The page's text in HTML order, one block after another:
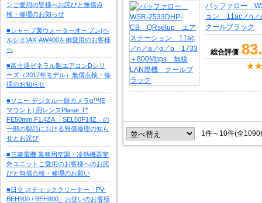
ンご愛用の皆様へお詫びと無償点
検・修理のお知らせ
■シャープ製ウォーターオーブン(ヘ
ルシオ)AX-AW400を御愛用のお客様
へ
■富士通ゼネラル製エアコンDシリ
ーズ（2017年モデル）無償点検・修
理のお知らせ
■ソニー デジタル一眼カメラα™[E
マウント] 用レンズPlanar T*
FE50mm F1.4ZA 「SEL50F14Z」の
一部の製品における無償修理の知ら
せとお詫び
■三菱電機 業務用空調・冷熱機器室
外ユニットご愛用のお客様へのお詫
びと無償点検・修理のお願い
■日立 スティッククリーナー「PV-
BEH900 / BEH800」お使いのお客様
バッファロー
ョン 11ac／n
クールブラック
総合評価
1件～10件(全